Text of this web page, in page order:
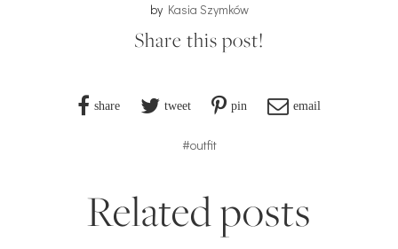
by Kasia Szymków
Share this post!
share tweet pin email
#outfit
Related posts